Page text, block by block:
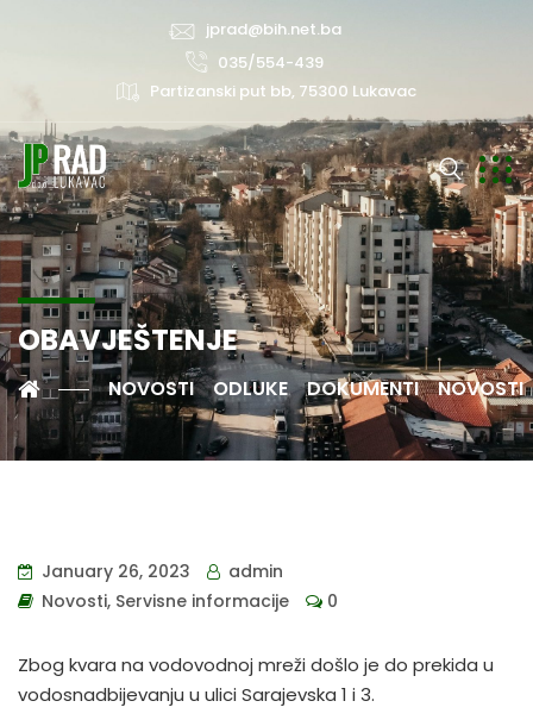
jprad@bih.net.ba
035/554-439
Partizanski put bb, 75300 Lukavac
OBAVJEŠTENJE
NOVOSTI ODLUKE DOKUMENTI NOVOSTI
January 26, 2023
admin
Novosti, Servisne informacije 0
Zbog kvara na vodovodnoj mreži došlo je do prekida u
vodosnadbijevanju u ulici Sarajevska 1 i 3.